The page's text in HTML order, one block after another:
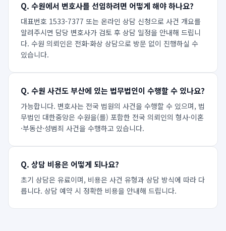
Q. 수원에서 변호사를 선임하려면 어떻게 해야 하나요?
대표번호 1533-7377 또는 온라인 상담 신청으로 사건 개요를
알려주시면 담당 변호사가 검토 후 상담 일정을 안내해 드립니
다. 수원 의뢰인은 전화·화상 상담으로 방문 없이 진행하실 수
있습니다.
Q. 수원 사건도 부산에 있는 법무법인이 수행할 수 있나요?
가능합니다. 변호사는 전국 법원의 사건을 수행할 수 있으며, 법
무법인 대한중앙은 수원을(를) 포함한 전국 의뢰인의 형사·이혼
·부동산·성범죄 사건을 수행하고 있습니다.
Q. 상담 비용은 어떻게 되나요?
초기 상담은 유료이며, 비용은 사건 유형과 상담 방식에 따라 다
릅니다. 상담 예약 시 정확한 비용을 안내해 드립니다.